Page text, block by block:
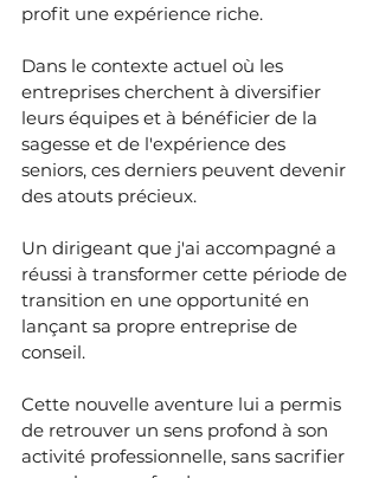
profit une expérience riche.
Dans le contexte actuel où les
entreprises cherchent à diversifier
leurs équipes et à bénéficier de la
sagesse et de l'expérience des
seniors, ces derniers peuvent devenir
des atouts précieux.
Un dirigeant que j'ai accompagné a
réussi à transformer cette période de
transition en une opportunité en
lançant sa propre entreprise de
conseil.
Cette nouvelle aventure lui a permis
de retrouver un sens profond à son
activité professionnelle, sans sacrifier